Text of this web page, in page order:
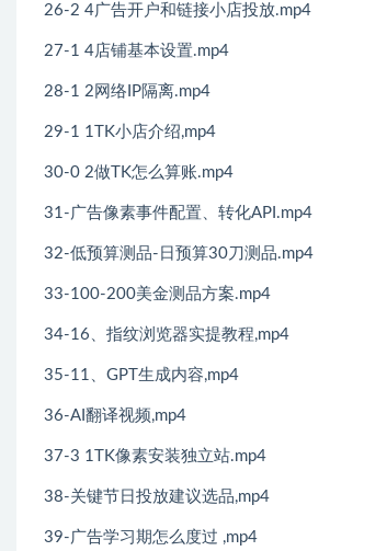
26-2 4广告开户和链接小店投放.mp4
27-1 4店铺基本设置.mp4
28-1 2网络IP隔离.mp4
29-1 1TK小店介绍,mp4
30-0 2做TK怎么算账.mp4
31-广告像素事件配置、转化API.mp4
32-低预算测品-日预算30刀测品.mp4
33-100-200美金测品方案.mp4
34-16、指纹浏览器实提教程,mp4
35-11、GPT生成内容,mp4
36-AI翻译视频,mp4
37-3 1TK像素安装独立站.mp4
38-关键节日投放建议选品,mp4
39-广告学习期怎么度过 ,mp4